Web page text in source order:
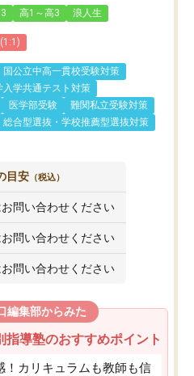
高1～高3 浪人生
国公立中高一貫校受験対策
入学共通テスト対策
医学部受験
難関私立受験対策
総合型選抜・学校推薦型選抜対策
目安 （税込）
問い合わせください
問い合わせください
問い合わせください
編集部からみた
指導塾のおすすめポイント
！カリキュラムも教師も信